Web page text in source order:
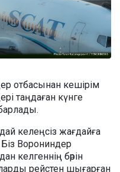
отбасынан кешірім
таңдаған күнге
келеңсіз жағдайға
Ворониндер
келгеннің бәрін
рейстен шығарған